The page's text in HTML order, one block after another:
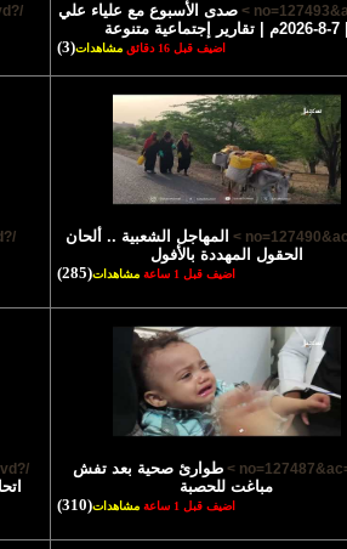
صدى الأسبوع مع علياء علي
| 7-8-2026م | تقارير إجتماعية متنوعة
اضيف قبل 16 دقائق مشاهدات(3)
/?no=127492&ac=vd >
المهاجل الشعبية .. ألحان
الحقول المهددة بالأفول
اضيف قبل 1 ساعة مشاهدات(285)
/?no=127489&ac=vd >
طوارئ صحية بعد تفش
مباغت للحصبة
اضيف قبل 1 ساعة مشاهدات(310)
/?no=127486&ac=vd >